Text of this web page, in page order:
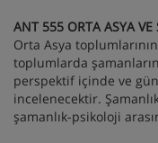
ANT 555 ORTA ASYA
Orta Asya
toplumlarda
perspektif içinde ve
incelenecektir.
şamanlık-psikoloji